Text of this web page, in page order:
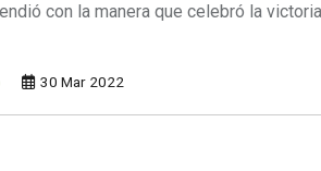
con la manera que celebró la victoria
30 Mar 2022